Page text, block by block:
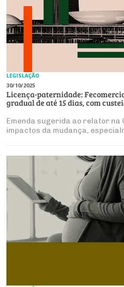
LEGISLAÇÃO
30/10/2025
Licença-paternidade:
gradual de até 15 dias, com
Emenda sugerida ao relator na
impactos da mudança,